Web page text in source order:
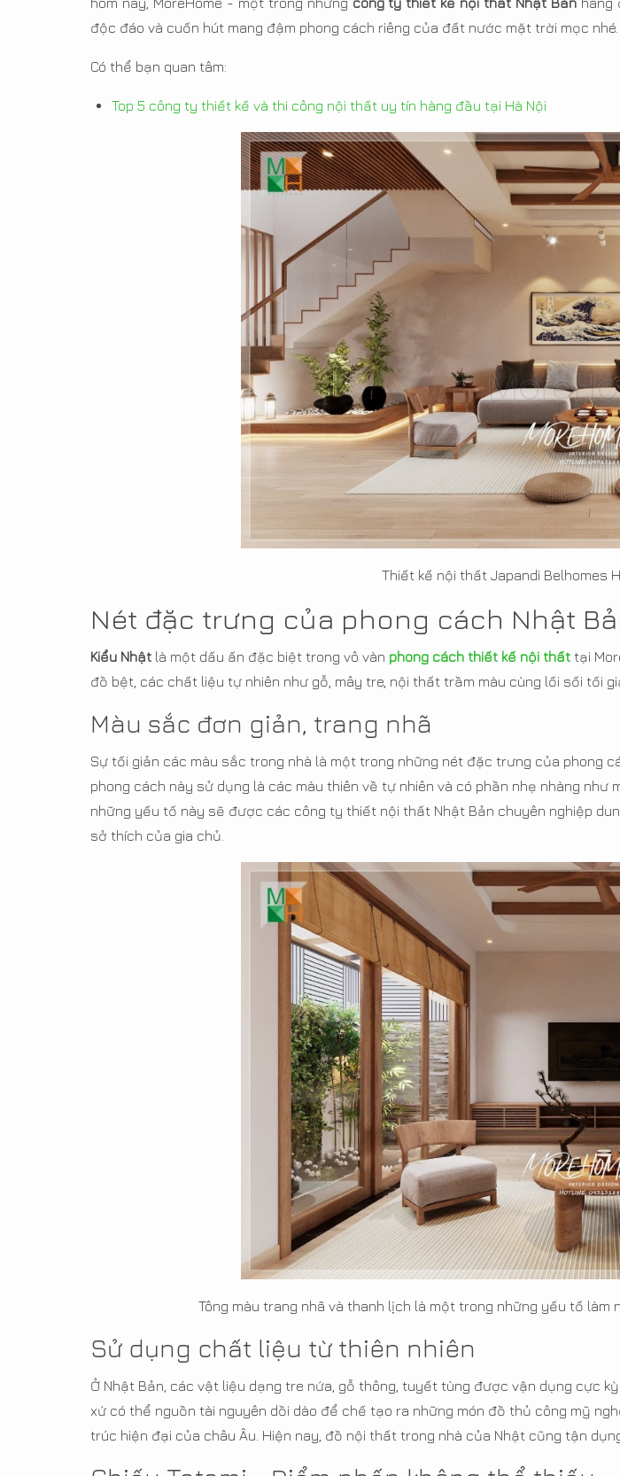
độc đáo và cuốn hút mang đậm phong cách riêng của đất nước mặt trời mọc nhé.
Có thể bạn quan tâm:
Top 5 công ty thiết kế và thi công nội thất uy tín hàng đầu tại Hà Nội
Thiết kế nội thất Japandi Belhomes
Nét đặc trưng của phong cách Nhật
Kiểu Nhật là một dấu ấn đặc biệt trong vô vàn phong cách thiết kế nội thất tại
đồ bệt, các chất liệu tự nhiên như gỗ, mây tre, nội thất trầm màu cùng lối sối tối
Màu sắc đơn giản, trang nhã
Sự tối giản các màu sắc trong nhà là một trong những nét đặc trưng của phong
phong cách này sử dụng là các màu thiên về tự nhiên và có phần nhẹ nhàng
những yếu tố này sẽ được các công ty thiết nội thất Nhật Bản chuyên nghiệp
sở thích của gia chủ.
Tông màu trang nhã và thanh lịch là một trong những yếu tố
Sử dụng chất liệu từ thiên nhiên
Ở Nhật Bản, các vật liệu dạng tre nứa, gỗ thông, tuyết tùng được vận dụng cực
xứ có thể nguồn tài nguyên dồi dào để chế tạo ra những món đồ thủ công mỹ
trúc hiện đại của châu Âu. Hiện nay, đồ nội thất trong nhà của Nhật cũng tận